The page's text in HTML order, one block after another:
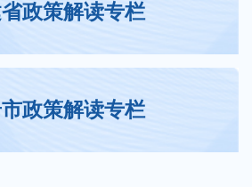
政策解读专栏
政策解读专栏